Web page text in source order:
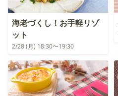
海老づくし！お手軽リゾ
ット
2/28 (月) 18:30〜19:30